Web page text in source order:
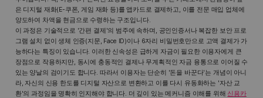
은 디지털 재화(E-쿠폰, 게임 재화 등)를 앱카드로 결제하고, 이를 전문 매입 업체에
양도하여 차액을 현금으로 수령하는 구조입니다.
이 과정은 기술적으로 '간편 결제'의 범주에 속하며, 공인인증서나 복잡한 보안 프로
그램 설치 없이 생체 인증(지문, Face ID)이나 6자리 비밀번호만으로 고액 결제가 가
능하다는 특징이 있습니다. 이러한 신속성은 급하게 자금이 필요한 이용자에게 큰
장점으로 작용하지만, 동시에 충동적인 결제나 무계획적인 자금 융통으로 이어질 수
있는 양날의 검이기도 합니다. 따라서 이용자는 단순히 '돈을 바꾼다'는 개념이 아니
라, 자신의 신용 한도를 디지털 자산으로 변환하고 이를 다시 유동화하는 '자산 교
환'의 과정임을 명확히 인지해야 합니다. 더 깊이 있는 메커니즘 이해를 위해 신용카